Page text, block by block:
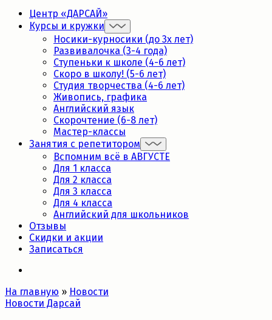
Центр «ДАРСАЙ»
Курсы и кружки
Носики-курносики (до 3х лет)
Развивалочка (3-4 года)
Ступеньки к школе (4-6 лет)
Скоро в школу! (5-6 лет)
Студия творчества (4-6 лет)
Живопись, графика
Английский язык
Скорочтение (6-8 лет)
Мастер-классы
Занятия с репетитором
Вспомним всё в АВГУСТЕ
Для 1 класса
Для 2 класса
Для 3 класса
Для 4 класса
Английский для школьников
Отзывы
Скидки и акции
Записаться
На главную » Новости
Новости Дарсай